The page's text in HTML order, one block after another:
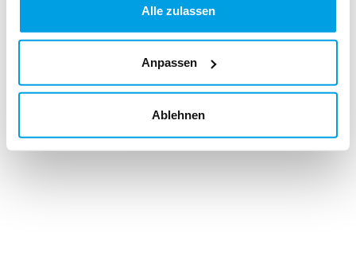
Alle zulassen
Anpassen
Ablehnen